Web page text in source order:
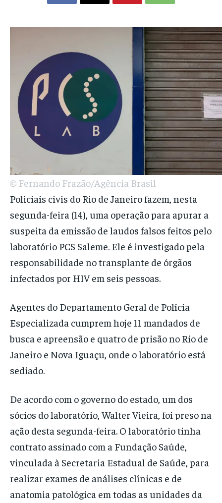
© Fernando Frazão/Agência Brasil
Policiais civis do Rio de Janeiro fazem, nesta
segunda-feira (14), uma operação para apurar a
suspeita da emissão de laudos falsos feitos pelo
laboratório PCS Saleme. Ele é investigado pela
responsabilidade no transplante de órgãos
infectados por HIV em seis pessoas.
Agentes do Departamento Geral de Polícia
Especializada cumprem hoje 11 mandados de
busca e apreensão e quatro de prisão no Rio de
Janeiro e Nova Iguaçu, onde o laboratório está
sediado.
De acordo com o governo do estado, um dos
sócios do laboratório, Walter Vieira, foi preso na
ação desta segunda-feira. O laboratório tinha
contrato assinado com a Fundação Saúde,
vinculada à Secretaria Estadual de Saúde, para
realizar exames de análises clínicas e de
anatomia patológica em todas as unidades da